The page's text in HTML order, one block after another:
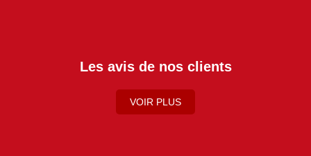
Les avis de nos clients
VOIR PLUS